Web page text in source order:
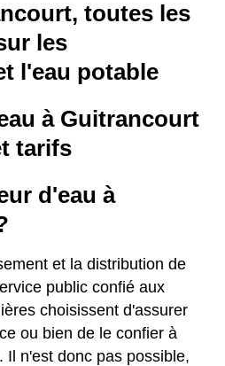
toutes les
les
l'eau potable
à Guitrancourt
tarifs
d'eau à
et la distribution de
public confié aux
choisissent d'assurer
ou bien de le confier à
Il n'est donc pas possible,